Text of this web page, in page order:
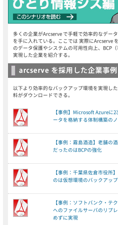
多くの企業がArcserve で手軽で効率的なデー
を手に入れている。ここでは 実際にArcserve
のデータ保護やシステムの可用性向上、BCP
実現した企業を紹介する。
以下より効率的なバックアップ環境を実現し
料がダウンロードできる。
【事例】Microsoft Azureに
ータを格納する体制構築の
【事例：霧島酒造】老舗の
だったのはBCPの強化
【事例：千葉県佐倉市役所
のは仮想環境のバックアッ
【事例：ソフトバンク・テ
へのファイルサーバのリプ
めずに実現